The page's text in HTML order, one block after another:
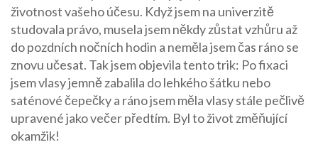
životnost vašeho účesu. Když jsem na univerzitě
studovala právo, musela jsem někdy zůstat vzhůru až
do pozdních nočních hodin a neměla jsem čas ráno se
znovu učesat. Tak jsem objevila tento trik: Po fixaci
jsem vlasy jemně zabalila do lehkého šátku nebo
saténové čepečky a ráno jsem měla vlasy stále pečlivě
upravené jako večer předtím. Byl to život změňující
okamžik!